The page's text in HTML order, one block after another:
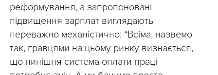
реформування, а запропоновані
підвищення зарплат виглядають
переважно механістично: “Всіма, назвемо
так, гравцями на цьому ринку визнається,
що нинішня система оплати праці